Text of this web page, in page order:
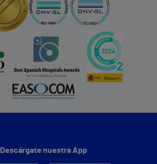
Descárgate nuestra App